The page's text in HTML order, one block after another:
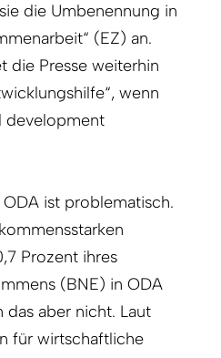
die Umbenennung in
(EZ) an.
die Presse weiterhin
wenn
development
ist problematisch.
Prozent ihres
(BNE) in ODA
das aber nicht. Laut
für wirtschaftliche